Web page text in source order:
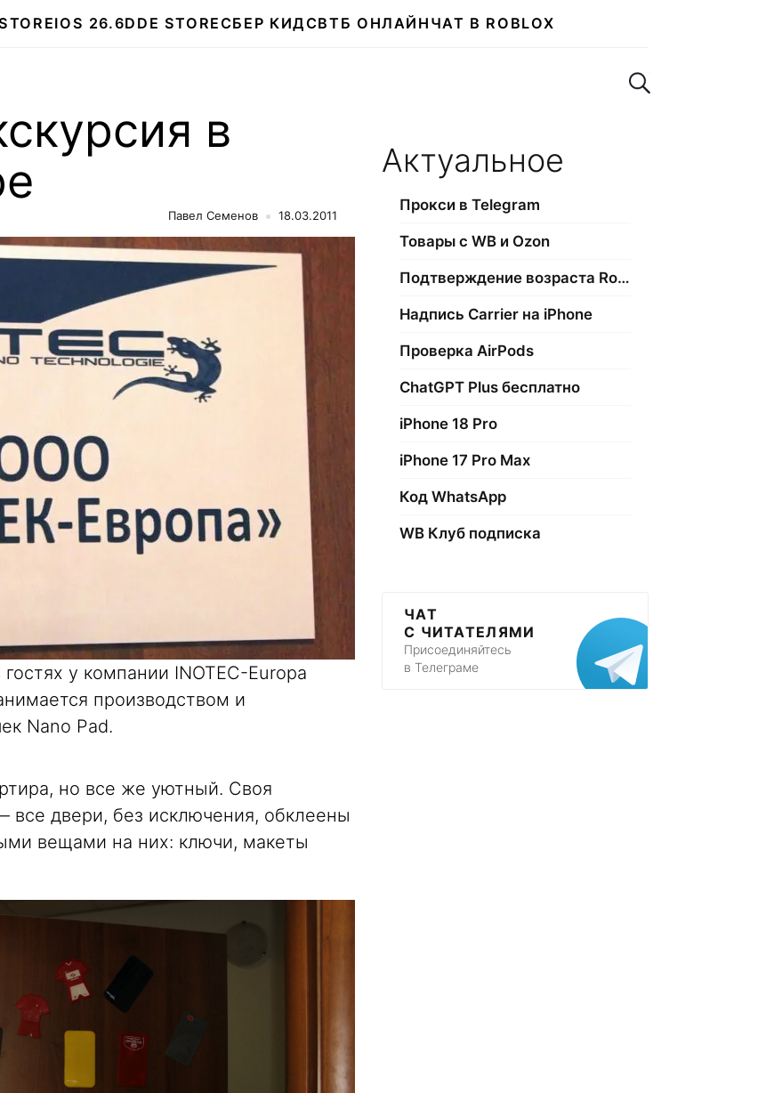
IOS 26.6DDE STORE СБЕР КИДСВТБ ОНЛАЙН ЧАТ В ROBLOX
Поиск по сайту
в
Павел Семенов 18.03.2011
у компании INOTEC-Europa
производством и
Nano Pad.
но все же уютный. Своя
все двери, без исключения, обклеены
вещами на них: ключи, макеты
Актуальное
Прокси в Telegram
Товары с WB и Ozon
Подтверждение возраста Roblox
Надпись Carrier на iPhone
Проверка AirPods
ChatGPT Plus бесплатно
iPhone 18 Pro
iPhone 17 Pro Max
Код WhatsApp
WB Клуб подписка
ЧАТ
С ЧИТАТЕЛЯМИ
Присоединяйтесь
в Телеграме